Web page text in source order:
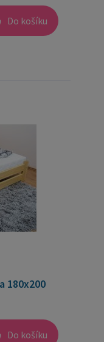
Do košíku
180x200
Do košíku